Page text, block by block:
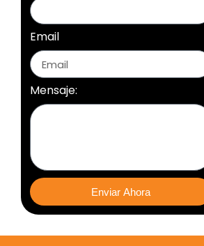
Email
Mensaje:
Enviar Ahora